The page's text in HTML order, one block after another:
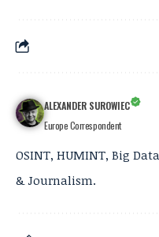
ALEXANDER SUROWIEC
Europe Correspondent
OSINT, HUMINT, Big
& Journalism.